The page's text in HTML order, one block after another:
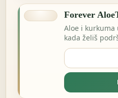
Forever
Aloe i
kada želiš
ili dnevnoj